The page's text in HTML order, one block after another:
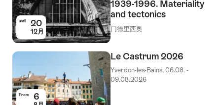
until 20
12月
1939-1996. Materiality
and tectonics
门德里西奥
From 6
Le Castrum 2026
Yverdon-les-Bains, 06.08. -
09.08.2026